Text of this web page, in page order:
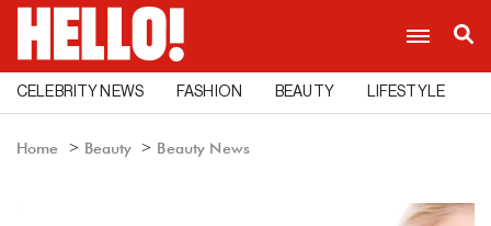
CELEBRITY NEWS FASHION BEAUTY LIFESTYLE
Home Beauty Beauty News